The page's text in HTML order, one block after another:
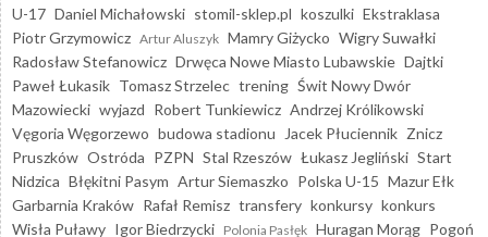
U-17 Daniel Michałowski stomil-sklep.pl koszulki Ekstraklasa
Piotr Grzymowicz Artur Aluszyk Mamry Giżycko Wigry Suwałki
Radosław Stefanowicz Drwęca Nowe Miasto Lubawskie Dajtki
Paweł Łukasik Tomasz Strzelec trening Świt Nowy Dwór
Mazowiecki wyjazd Robert Tunkiewicz Andrzej Królikowski
Vęgoria Węgorzewo budowa stadionu Jacek Płuciennik Znicz
Pruszków Ostróda PZPN Stal Rzeszów Łukasz Jegliński Start
Nidzica Błękitni Pasym Artur Siemaszko Polska U-15 Mazur Ełk
Garbarnia Kraków Rafał Remisz transfery konkursy konkurs
Wisła Puławy Igor Biedrzycki Polonia Pasłęk Huragan Morąg Pogoń